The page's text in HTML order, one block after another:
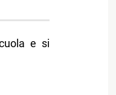
e si